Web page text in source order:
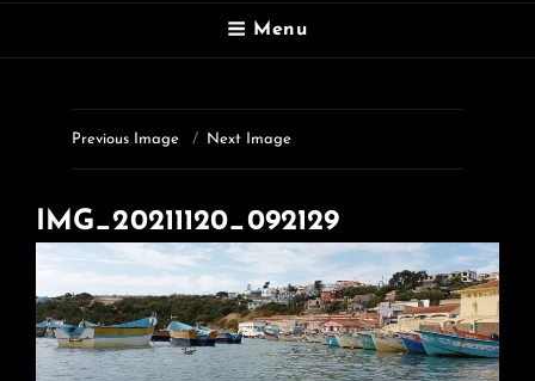
Menu
Previous Image Next Image
IMG_20211120_092129